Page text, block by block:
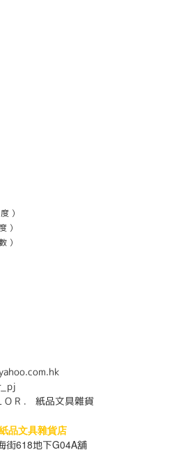
）
）
）
O R ． 紙品文具雜貨
品文具雜貨店
街618地下G04A舖